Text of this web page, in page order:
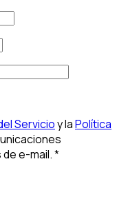
Servicioy laPolítica
e-mail.*